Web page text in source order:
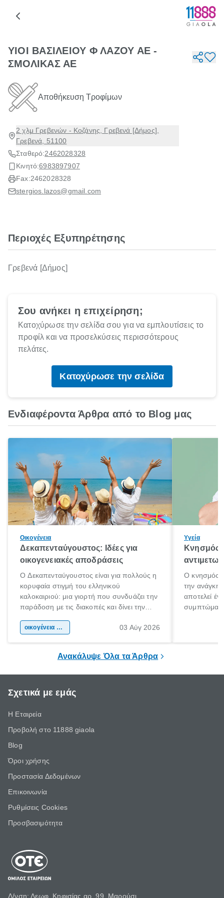
ΥΙΟΙ ΒΑΣΙΛΕΙΟΥ Φ ΛΑΖΟΥ ΑΕ -
ΣΜΟΛΙΚΑΣ ΑΕ
Αποθήκευση Τροφίμων
2 χλμ Γρεβενών - Κοζάνης, Γρεβενά [Δήμος],
Γρεβενά, 51100
Σταθερό:2462028328
Κινητό:6983897907
Fax:2462028328
stergios.lazos@gmail.com
Περιοχές Εξυπηρέτησης
Γρεβενά [Δήμος]
Σου ανήκει η επιχείρηση;
Κατοχύρωσε την σελίδα σου για να εμπλουτίσεις το
προφίλ και να προσελκύσεις περισσότερους
πελάτες.
Κατοχύρωσε την σελίδα
Ενδιαφέροντα Άρθρα από το Blog μας
Οικογένεια
Δεκαπενταύγουστος: Ιδέες για
οικογενειακές αποδράσεις
Ο Δεκαπενταύγουστος είναι για πολλούς η
κορυφαία στιγμή του ελληνικού
καλοκαιριού: μια γιορτή που συνδυάζει την
παράδοση με τις διακοπές και δίνει την
χώρας. Είτε πρόκειται για λίγες μέρες
οικογένεια & παιδί 03 Αύγ 2026
Υγεία
Κνησμός:
Ο κνησμός
την ανάγκη
αποτελεί
Ανακάλυψε Όλα τα Άρθρα
Σχετικά με εμάς
Η Εταιρεία
Προβολή στο 11888 giaola
Blog
Όροι χρήσης
Προστασία Δεδομένων
Επικοινωνία
Ρυθμίσεις Cookies
Προσβασιμότητα
Δ/νση: Λεωφ. Κηφισίας αρ. 99, Μαρούσι